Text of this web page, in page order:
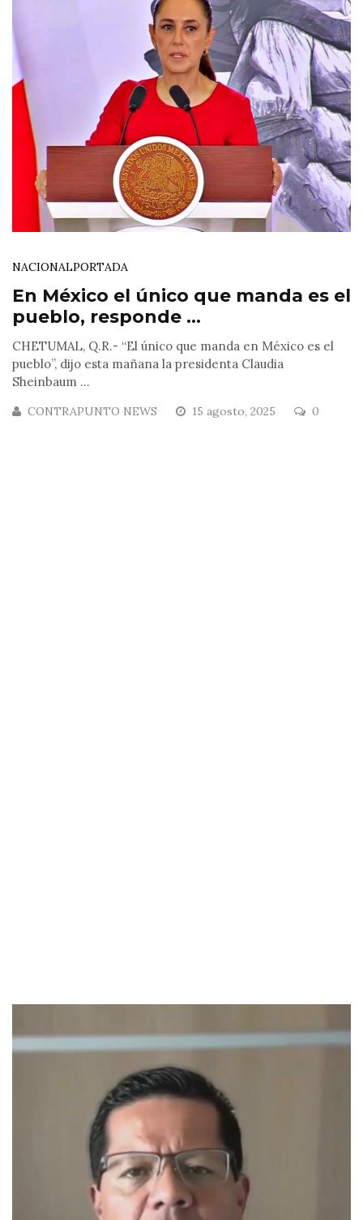
NACIONALPORTADA
En México el único que manda es el
pueblo, responde ...
CHETUMAL, Q.R.- “El único que manda en México es el
pueblo”, dijo esta mañana la presidenta Claudia
Sheinbaum ...
CONTRAPUNTO NEWS 15 agosto, 2025 0